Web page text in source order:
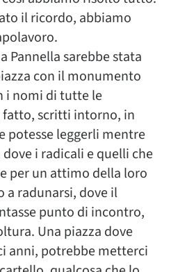
il ricordo, abbiamo
Pannella sarebbe stata
con il monumento
i nomi di tutte le
fatto, scritti intorno, in
potesse leggerli mentre
dove i radicali e quelli che
per un attimo della loro
a radunarsi, dove il
punto di incontro,
Una piazza dove
anni, potrebbe metterci